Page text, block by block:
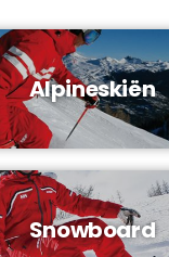
Alpineskiën
Snowboard